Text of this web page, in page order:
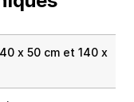
x 50 cm et 140 x